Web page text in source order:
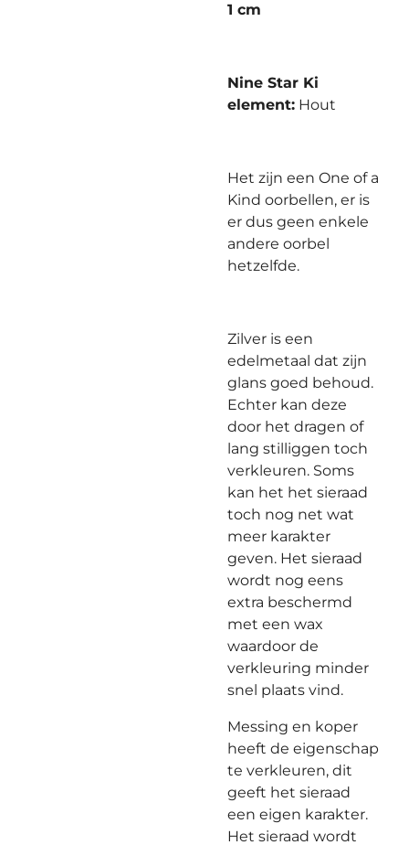
1 cm
Nine Star Ki
element: Hout
Het zijn een One of a
Kind oorbellen, er is
er dus geen enkele
andere oorbel
hetzelfde.
Zilver is een
edelmetaal dat zijn
glans goed behoud.
Echter kan deze
door het dragen of
lang stilliggen toch
verkleuren. Soms
kan het het sieraad
toch nog net wat
meer karakter
geven. Het sieraad
wordt nog eens
extra beschermd
met een wax
waardoor de
verkleuring minder
snel plaats vind.
Messing en koper
heeft de eigenschap
te verkleuren, dit
geeft het sieraad
een eigen karakter.
Het sieraad wordt